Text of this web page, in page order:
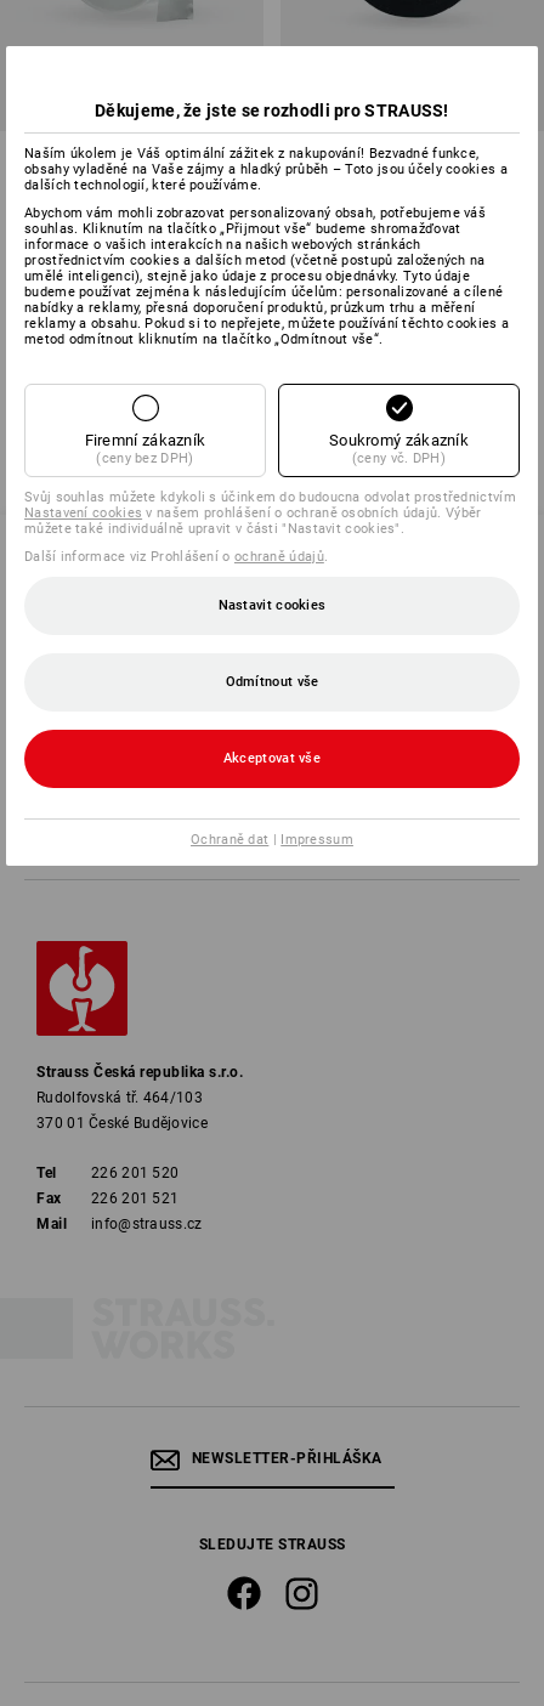
Těsnicí páska na cívce
varianta
od 36,30 Kč
(vč. DPH) od 10 ks
Těsnící páska PIB
1 varianta
od 121,00 Kč
základní cena:12,10 Kč/metr
(vč. DPH) od 24 ks
SPOLEČNOSTI
INFORMACE
Strauss Česká republika s.r.o.
Rudolfovská tř. 464/103
370 01 České Budějovice
Tel
226 201 520
Fax
226 201 521
Mail
info@strauss.cz
NEWSLETTER-PŘIHLÁŠKA
SLEDUJTE STRAUSS
Děkujeme, že jste se rozhodli pro STRAUSS!
Naším úkolem je Váš optimální zážitek z nakupování! Bezvadné funkce,
obsahy vyladěné na Vaše zájmy a hladký průběh – Toto jsou účely cookies a
dalších technologií, které používáme.
Abychom vám mohli zobrazovat personalizovaný obsah, potřebujeme váš
souhlas. Kliknutím na tlačítko „Přijmout vše“ budeme shromažďovat
informace o vašich interakcích na našich webových stránkách
prostřednictvím cookies a dalších metod (včetně postupů založených na
umělé inteligenci), stejně jako údaje z procesu objednávky. Tyto údaje
budeme používat zejména k následujícím účelům: personalizované a cílené
nabídky a reklamy, přesná doporučení produktů, průzkum trhu a měření
reklamy a obsahu. Pokud si to nepřejete, můžete používání těchto cookies a
metod odmítnout kliknutím na tlačítko „Odmítnout vše“.
Firemní zákazník
(ceny bez DPH)
Soukromý zákazník
(ceny vč. DPH)
Svůj souhlas můžete kdykoli s účinkem do budoucna odvolat prostřednictvím
Nastavení cookies v našem prohlášení o ochraně osobních údajů. Výběr
můžete také individuálně upravit v části "Nastavit cookies".
Další informace viz Prohlášení o ochraně údajů.
Nastavit cookies
Odmítnout vše
Akceptovat vše
Ochraně dat | Impressum